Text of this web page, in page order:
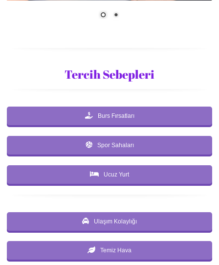
Tercih Sebepleri
Burs Fırsatları
Spor Sahaları
Ucuz Yurt
Ulaşım Kolaylığı
Temiz Hava